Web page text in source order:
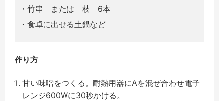
・竹串 または 枝 6本
・食卓に出せる土鍋など
作り方
甘い味噌をつくる。耐熱用器にAを混ぜ合わせ電子
レンジ600Wに30秒かける。